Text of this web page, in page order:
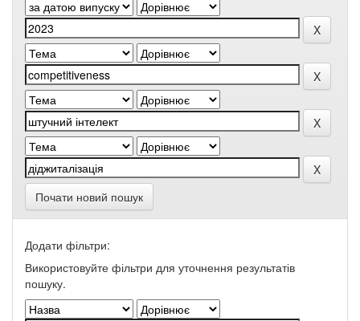
Почати новий пошук
Додати фільтри:
Використовуйте фільтри для уточнення результатів
пошуку.